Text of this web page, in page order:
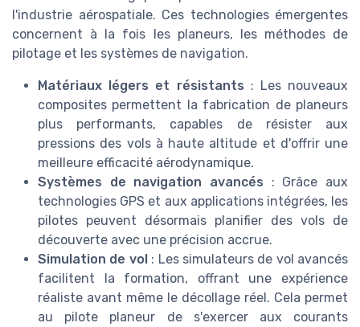
l'industrie aérospatiale. Ces technologies émergentes
concernent à la fois les planeurs, les méthodes de
pilotage et les systèmes de navigation.
Matériaux légers et résistants : Les nouveaux
composites permettent la fabrication de planeurs
plus performants, capables de résister aux
pressions des vols à haute altitude et d'offrir une
meilleure efficacité aérodynamique.
Systèmes de navigation avancés : Grâce aux
technologies GPS et aux applications intégrées, les
pilotes peuvent désormais planifier des vols de
découverte avec une précision accrue.
Simulation de vol: Les simulateurs de vol avancés
facilitent la formation, offrant une expérience
réaliste avant même le décollage réel. Cela permet
au pilote planeur de s'exercer aux courants